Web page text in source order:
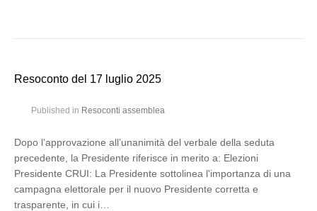
Resoconto del 17 luglio 2025
Published in Resoconti assemblea
Dopo l’approvazione all’unanimità del verbale della seduta
precedente, la Presidente riferisce in merito a: Elezioni
Presidente CRUI: La Presidente sottolinea l'importanza di una
campagna elettorale per il nuovo Presidente corretta e
trasparente, in cui i…